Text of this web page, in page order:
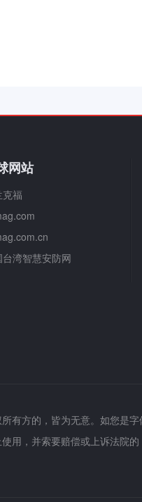
网站
福
台湾智慧安防网
有方的，皆为无意。如您是
用，并索要赔偿或上诉法院